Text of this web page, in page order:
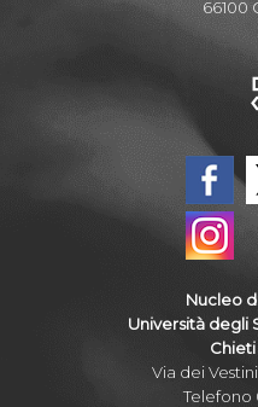
66100
Nucleo
Università degli
Chieti
Via dei
Telefono